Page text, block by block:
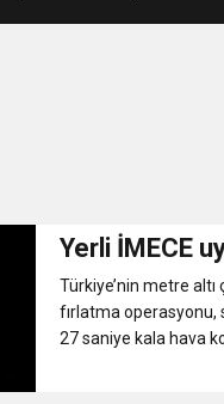
Gazikültür, yeni bir eseri daha
Hareketsiz yaşam diyabete
Yerli İMECE
Türkiye’nin metre
fırlatma operasyonu,
27 saniye kala hava